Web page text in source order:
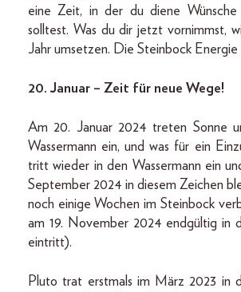
eine Zeit, in der du diene Wünsche
solltest. Was du dir jetzt vornimmst,
Jahr umsetzen. Die Steinbock
20. Januar – Zeit für neue Wege!
Am 20. Januar 2024 treten Sonne
Wassermann ein, und was für ein
tritt wieder in den Wassermann ein
September 2024 in diesem Zeichen
noch einige Wochen im Steinbock
am 19. November 2024 endgültig in
eintritt).
Pluto trat erstmals im März 2023 in